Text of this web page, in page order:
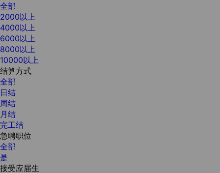
全部
2000以上
4000以上
6000以上
8000以上
10000以上
结算方式
全部
日结
周结
月结
完工结
急聘职位
全部
是
接受应届生